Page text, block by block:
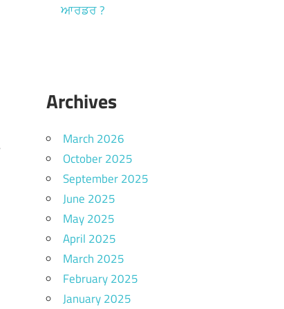
ਆਰਡਰ ?
Archives
March 2026
October 2025
September 2025
June 2025
May 2025
April 2025
March 2025
February 2025
January 2025